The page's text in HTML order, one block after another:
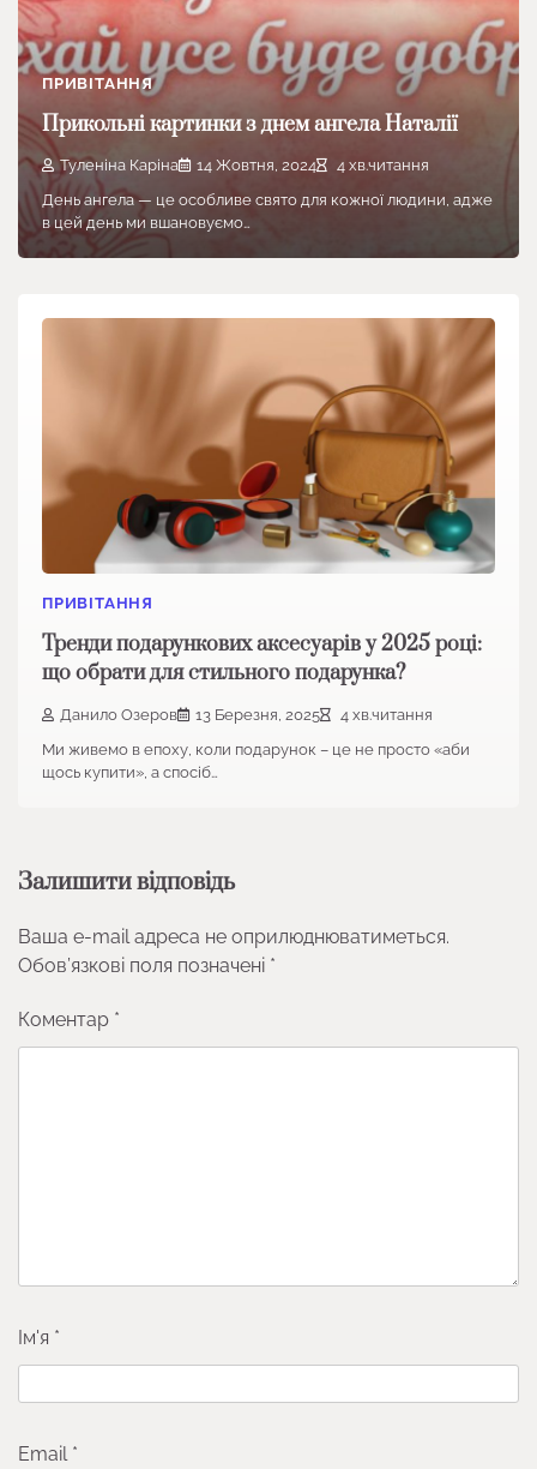
ПРИВІТАННЯ
Прикольні картинки з днем ангела Наталії
Туленіна Каріна 14 Жовтня, 2024
4 хв.читання
День ангела — це особливе свято для кожної людини, адже
в цей день ми вшановуємо…
ПРИВІТАННЯ
Тренди подарункових аксесуарів у 2025 році:
що обрати для стильного подарунка?
Данило Озеров 13 Березня, 2025
4 хв.читання
Ми живемо в епоху, коли подарунок – це не просто «аби
щось купити», а спосіб…
Залишити відповідь
Ваша e-mail адреса не оприлюднюватиметься.
Обов’язкові поля позначені *
Коментар *
Ім'я *
Email *